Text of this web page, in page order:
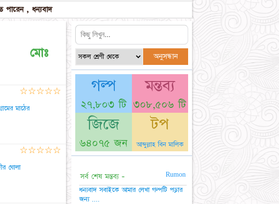
পারেন , ধন্যবাদ
মোঃ
মাঠের
☆☆☆☆☆
ঘোলা
☆☆☆☆☆
গল্প
২৭,৮০৩ টি
মন্তব্য
৩০৮,৫০৬ টি
জিজে
৬৪০৭৫ জন
টপ
আব্দুল্লাহ বিন মালিক
সর্ব শেষ মন্তব্য - Rumon
ধন্যবাদ সবাইকে আমার লেখা গল্পটি পড়ার
জন্য ....